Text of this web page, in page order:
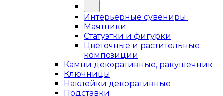
Интерьерные сувениры
Маятники
Статуэтки и фигурки
Цветочные и растительные
композиции
Камни декоративные, ракушечник
Ключницы
Наклейки декоративные
Подставки